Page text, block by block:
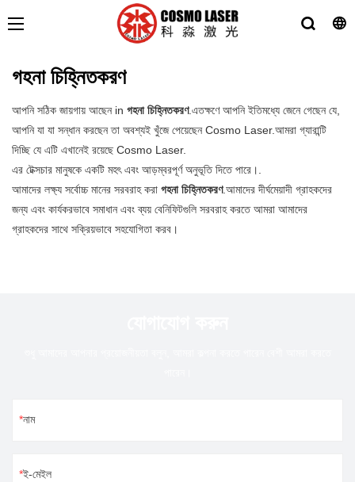
গহনা চিহ্নিতকরণ
আপনি সঠিক জায়গায় আছেন in গহনা চিহ্নিতকরণ.এতক্ষণে আপনি ইতিমধ্যে জেনে গেছেন যে,
আপনি যা যা সন্ধান করছেন তা অবশ্যই খুঁজে পেয়েছেন Cosmo Laser.আমরা গ্যারান্টি
দিচ্ছি যে এটি এখানেই রয়েছে Cosmo Laser.
এর টেক্সচার মানুষকে একটি মহৎ এবং আড়ম্বরপূর্ণ অনুভূতি দিতে পারে।.
আমাদের লক্ষ্য সর্বোচ্চ মানের সরবরাহ করা গহনা চিহ্নিতকরণ.আমাদের দীর্ঘমেয়াদী গ্রাহকদের
জন্য এবং কার্যকরভাবে সমাধান এবং ব্যয় বেনিফিটগুলি সরবরাহ করতে আমরা আমাদের
গ্রাহকদের সাথে সক্রিয়ভাবে সহযোগিতা করব।
নাম
ই-মেইল